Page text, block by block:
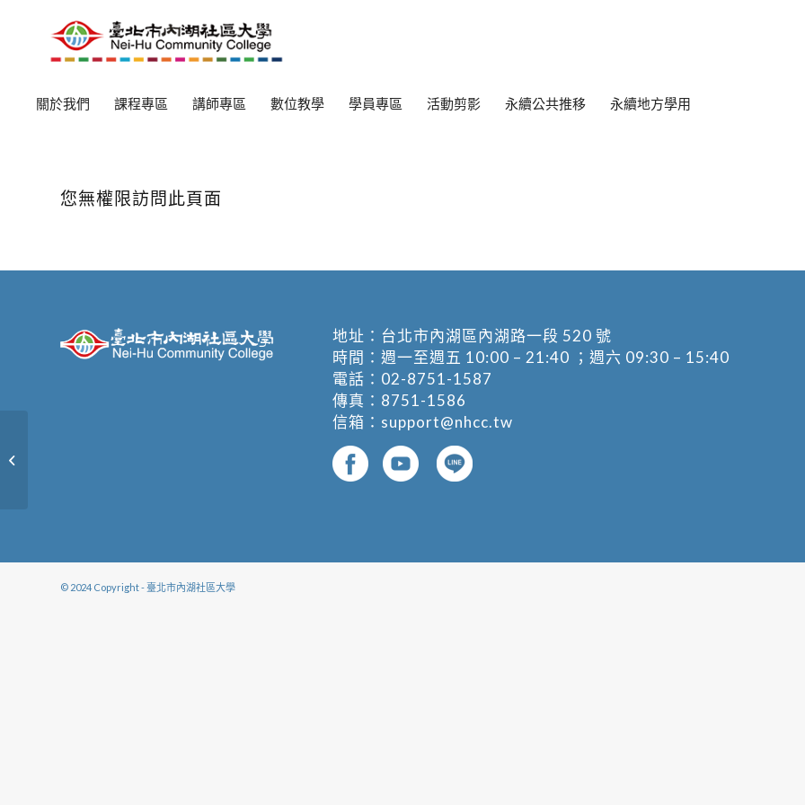
關於我們 課程專區 講師專區 數位教學 學員專區 活動剪影 永續公共推移 永續地方學用
您無權限訪問此頁面
地址： 台北市內湖區內湖路一段 520 號
時間：週一至週五 10:00 – 21:40 ；週六 09:30 – 15:40
電話： 02-8751-1587
傳真：8751-1586
信箱： support@nhcc.tw
© 2024 Copyright - 臺北市內湖社區大學